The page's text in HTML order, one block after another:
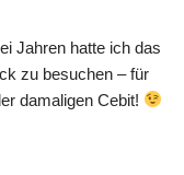
Jahren hatte ich das
zu besuchen – für
damaligen Cebit!